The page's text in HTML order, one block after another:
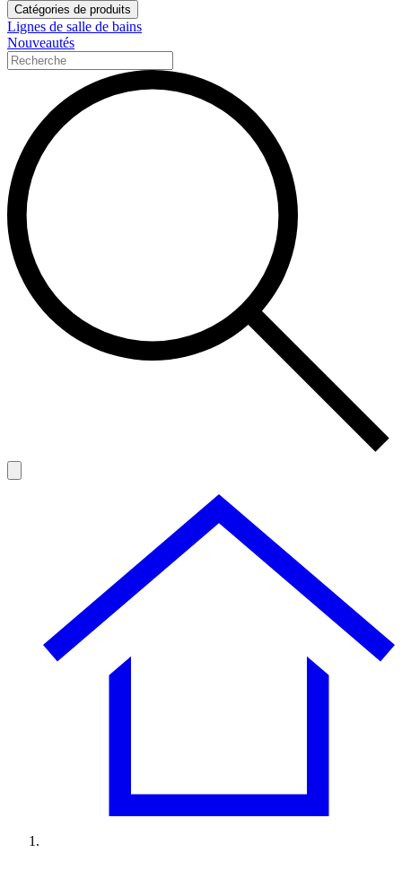
Catégories de produits
Lignes de salle de bains
Nouveautés